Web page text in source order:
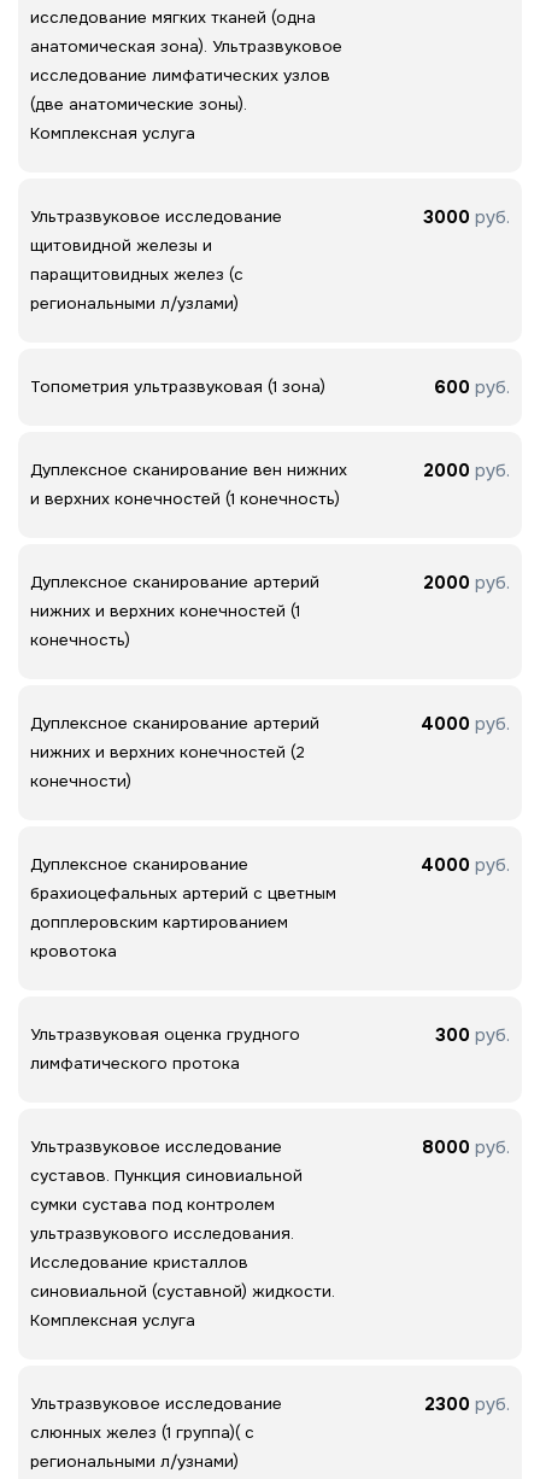
исследование мягких тканей (одна
анатомическая зона). Ультразвуковое
исследование лимфатических узлов
(две анатомические зоны).
Комплексная услуга
Ультразвуковое исследование
щитовидной железы и
паращитовидных желез (с
региональными л/узлами)
3000 руб.
Топометрия ультразвуковая (1 зона) 600 руб.
Дуплексное сканирование вен нижних
и верхних конечностей (1 конечность)
2000 руб.
Дуплексное сканирование артерий
нижних и верхних конечностей (1
конечность)
2000 руб.
Дуплексное сканирование артерий
нижних и верхних конечностей (2
конечности)
4000 руб.
Дуплексное сканирование
брахиоцефальных артерий с цветным
допплеровским картированием
кровотока
4000 руб.
Ультразвуковая оценка грудного
лимфатического протока
300 руб.
Ультразвуковое исследование
суставов. Пункция синовиальной
сумки сустава под контролем
ультразвукового исследования.
Исследование кристаллов
синовиальной (суставной) жидкости.
Комплексная услуга
8000 руб.
Ультразвуковое исследование
слюнных желез (1 группа)( с
региональными л/узнами)
2300 руб.